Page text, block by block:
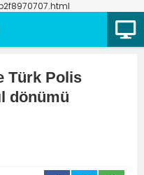
Türk Polis
dönümü